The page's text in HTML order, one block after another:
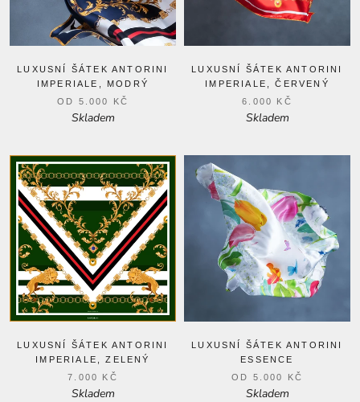
LUXUSNÍ ŠÁTEK ANTORINI
IMPERIALE, MODRÝ
OD 5.000 KČ
Skladem
LUXUSNÍ ŠÁTEK ANTORINI
IMPERIALE, ČERVENÝ
6.000 KČ
Skladem
LUXUSNÍ ŠÁTEK ANTORINI
IMPERIALE, ZELENÝ
7.000 KČ
Skladem
LUXUSNÍ ŠÁTEK ANTORINI
ESSENCE
OD 5.000 KČ
Skladem